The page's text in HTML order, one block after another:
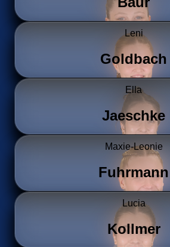
Leni
Goldbach
Ella
Jaeschke
Maxie-Leonie
Fuhrmann
Lucia
Kollmer